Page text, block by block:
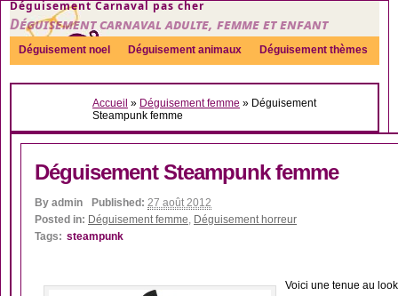
Déguisement Carnaval pas cher
Déguisement carnaval adulte, femme et enfant
Déguisement noel Déguisement animaux Déguisement thèmes
Sexy Déguisement couple Déguisements par genre Idées
Accueil » Déguisement femme » Déguisement
Steampunk femme
Déguisement Steampunk femme
By admin Published: 27 août 2012
Posted in: Déguisement femme, Déguisement horreur
Tags: steampunk
Voici une tenue au